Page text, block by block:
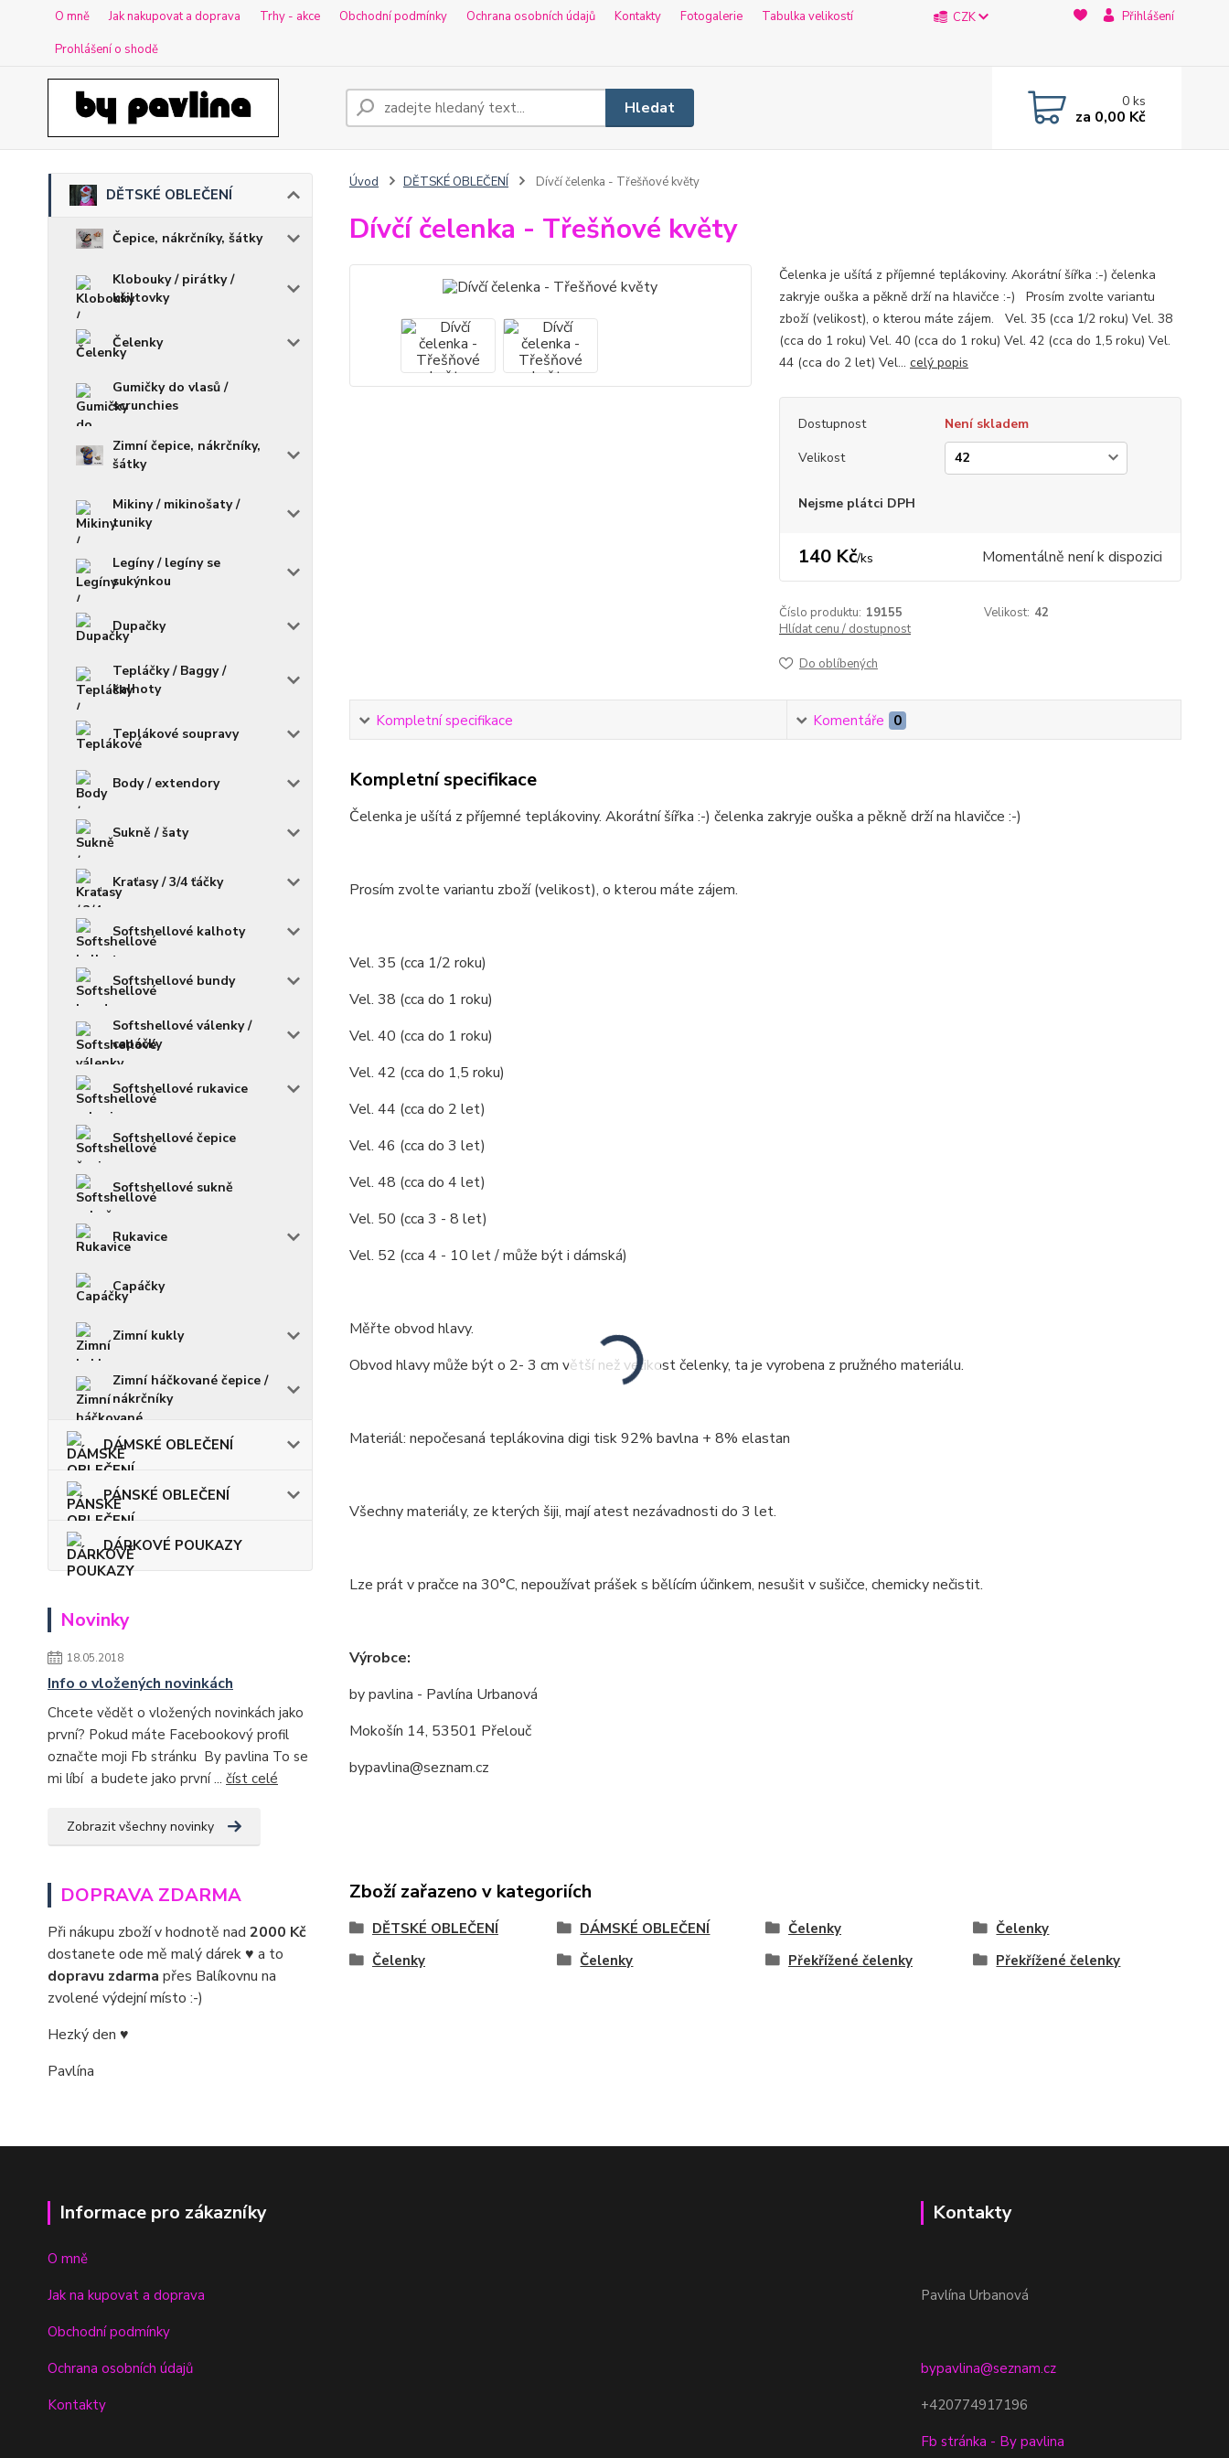
O mně Jak nakupovat a doprava Trhy - akce Obchodní podmínky Ochrana osobních údajů Kontakty Fotogalerie
Tabulka velikostí
Prohlášení o shodě
CZK Přihlášení
Hledat 0ks
za 0,00 Kč
DĚTSKÉ OBLEČENÍ
Čepice, nákrčníky, šátky
Klobouky / pirátky /
kšiltovky
Čelenky
Gumičky do vlasů /
scrunchies
Zimní čepice, nákrčníky,
šátky
Mikiny / mikinošaty /
tuniky
Legíny / legíny se
sukýnkou
Dupačky
Tepláčky / Baggy /
kalhoty
Teplákové soupravy
Body / extendory
Sukně / šaty
Kraťasy / 3/4 ťáčky
Softshellové kalhoty
Softshellové bundy
Softshellové válenky /
capáčky
Softshellové rukavice
Softshellové čepice
Softshellové sukně
Rukavice
Capáčky
Zimní kukly
Zimní háčkované čepice /
nákrčníky
DÁMSKÉ OBLEČENÍ
PÁNSKÉ OBLEČENÍ
DÁRKOVÉ POUKAZY
Novinky
18.05.2018
Info o vložených novinkách
Chcete vědět o vložených novinkách jako
první? Pokud máte Facebookový profil
označte moji Fb stránku By pavlina To se
mi líbí a budete jako první ... číst celé
Zobrazit všechny novinky
DOPRAVA ZDARMA
Při nákupu zboží v hodnotě nad 2000 Kč
dostanete ode mě malý dárek ♥ a to
dopravu zdarma přes Balíkovnu na
zvolené výdejní místo :-)
Hezký den ♥
Pavlína
Úvod DĚTSKÉ OBLEČENÍ Dívčí čelenka - Třešňové květy
Dívčí čelenka - Třešňové květy
Čelenka je ušítá z příjemné teplákoviny. Akorátní šířka :-) čelenka
zakryje ouška a pěkně drží na hlavičce :-) Prosím zvolte variantu
zboží (velikost), o kterou máte zájem. Vel. 35 (cca 1/2 roku) Vel. 38
(cca do 1 roku) Vel. 40 (cca do 1 roku) Vel. 42 (cca do 1,5 roku) Vel.
44 (cca do 2 let) Vel... celý popis
Dostupnost
Není skladem
Velikost
Nejsme plátci DPH
140 Kč/ks Momentálně není k dispozici
Číslo produktu: 19155 Velikost: 42
Hlídat cenu / dostupnost
Do oblíbených
Kompletní specifikace Komentáře 0
Kompletní specifikace
Čelenka je ušítá z příjemné teplákoviny. Akorátní šířka :-) čelenka zakryje ouška a pěkně drží na hlavičce :-)
Prosím zvolte variantu zboží (velikost), o kterou máte zájem.
Vel. 35 (cca 1/2 roku)
Vel. 38 (cca do 1 roku)
Vel. 40 (cca do 1 roku)
Vel. 42 (cca do 1,5 roku)
Vel. 44 (cca do 2 let)
Vel. 46 (cca do 3 let)
Vel. 48 (cca do 4 let)
Vel. 50 (cca 3 - 8 let)
Vel. 52 (cca 4 - 10 let / může být i dámská)
Měřte obvod hlavy.
Obvod hlavy může být o 2- 3 cm větší než velikost čelenky, ta je vyrobena z pružného materiálu.
Materiál: nepočesaná teplákovina digi tisk 92% bavlna + 8% elastan
Všechny materiály, ze kterých šiji, mají atest nezávadnosti do 3 let.
Lze prát v pračce na 30°C, nepoužívat prášek s bělícím účinkem, nesušit v sušičce, chemicky nečistit.
Výrobce:
by pavlina - Pavlína Urbanová
Mokošín 14, 53501 Přelouč
bypavlina@seznam.cz
Zboží zařazeno v kategoriích
DĚTSKÉ OBLEČENÍ DÁMSKÉ OBLEČENÍ Čelenky
Čelenky
Čelenky
Čelenky Překřížené čelenky Překřížené čelenky
Informace pro zákazníky
O mně
Jak na kupovat a doprava
Obchodní podmínky
Ochrana osobních údajů
Kontakty
Kontakty
Pavlína Urbanová
bypavlina@seznam.cz
+420774917196
Fb stránka - By pavlina